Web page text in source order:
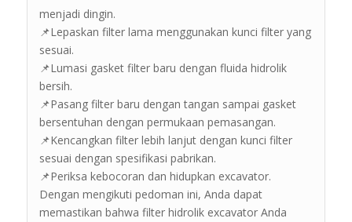
menjadi dingin.
📌Lepaskan filter lama menggunakan kunci filter yang
sesuai.
📌Lumasi gasket filter baru dengan fluida hidrolik
bersih.
📌Pasang filter baru dengan tangan sampai gasket
bersentuhan dengan permukaan pemasangan.
📌Kencangkan filter lebih lanjut dengan kunci filter
sesuai dengan spesifikasi pabrikan.
📌Periksa kebocoran dan hidupkan excavator.
Dengan mengikuti pedoman ini, Anda dapat
memastikan bahwa filter hidrolik excavator Anda